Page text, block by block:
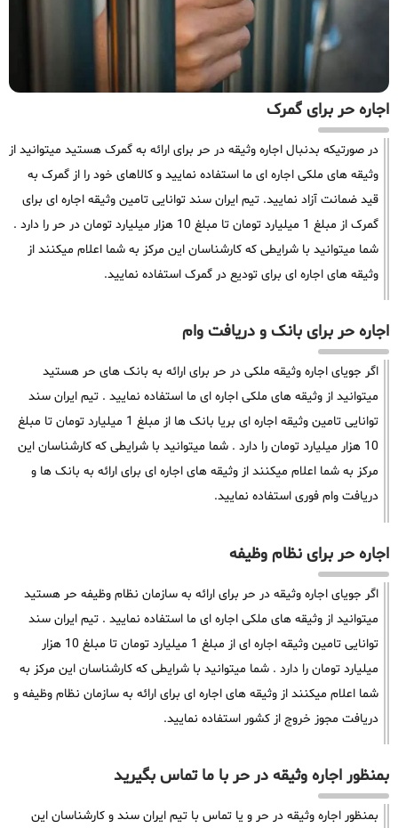
اجاره حر برای گمرک
در صورتیکه بدنبال اجاره وثیقه در حر برای ارائه به گمرک هستید میتوانید از
وثیقه های ملکی اجاره ای ما استفاده نمایید و کالاهای خود را از گمرک به
قید ضمانت آزاد نمایید. تیم ایران سند توانایی تامین وثیقه اجاره ای برای
گمرک از مبلغ 1 میلیارد تومان تا مبلغ 10 هزار میلیارد تومان در حر را دارد .
شما میتوانید با شرایطی که کارشناسان این مرکز به شما اعلام میکنند از
وثیقه های اجاره ای برای تودیع در گمرک استفاده نمایید.
اجاره حر برای بانک و دریافت وام
اگر جویای اجاره وثیقه ملکی در حر برای ارائه به بانک های حر هستید
میتوانید از وثیقه های ملکی اجاره ای ما استفاده نمایید . تیم ایران سند
توانایی تامین وثیقه اجاره ای بریا بانک ها از مبلغ 1 میلیارد تومان تا مبلغ
10 هزار میلیارد تومان را دارد . شما میتوانید با شرایطی که کارشناسان این
مرکز به شما اعلام میکنند از وثیقه های اجاره ای برای ارائه به بانک ها و
دریافت وام فوری استفاده نمایید.
اجاره حر برای نظام وظیفه
اگر جویای اجاره وثیقه در حر برای ارائه به سازمان نظام وظیفه حر هستید
میتوانید از وثیقه های ملکی اجاره ای ما استفاده نمایید . تیم ایران سند
توانایی تامین وثیقه اجاره ای از مبلغ 1 میلیارد تومان تا مبلغ 10 هزار
میلیارد تومان را دارد . شما میتوانید با شرایطی که کارشناسان این مرکز به
شما اعلام میکنند از وثیقه های اجاره ای برای ارائه به سازمان نظام وظیفه و
دریافت مجوز خروج از کشور استفاده نمایید.
بمنظور اجاره وثیقه در حر با ما تماس بگیرید
بمنظور اجاره وثیقه در حر و یا تماس با تیم ایران سند و کارشناسان این